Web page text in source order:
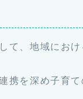
て、地域にお
携を深め子育